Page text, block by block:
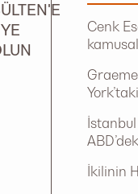
Cenk
İkilinin